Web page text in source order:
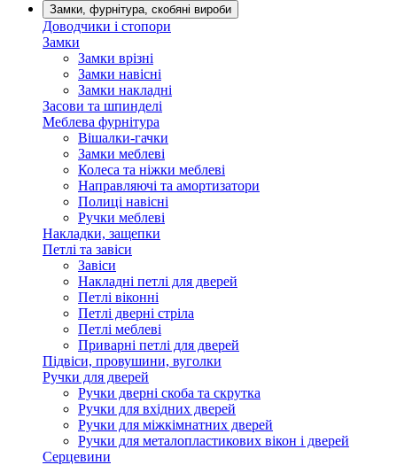
Замки, фурнітура, скобяні вироби
Доводчики і стопори
Замки
Замки врізні
Замки навісні
Замки накладні
Засови та шпинделі
Меблева фурнітура
Вішалки-гачки
Замки меблеві
Колеса та ніжки меблеві
Направляючі та амортизатори
Полиці навісні
Ручки меблеві
Накладки, защепки
Петлі та завіси
Завіси
Накладні петлі для дверей
Петлі віконні
Петлі дверні стріла
Петлі меблеві
Приварні петлі для дверей
Підвіси, провушини, вуголки
Ручки для дверей
Ручки дверні скоба та скрутка
Ручки для вхідних дверей
Ручки для міжкімнатних дверей
Ручки для металопластикових вікон і дверей
Серцевини